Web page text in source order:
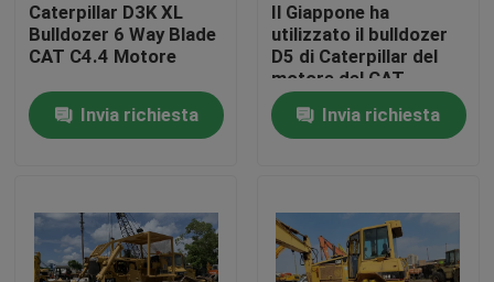
Casa
Circa noi
Caterpillar D3K XL
Bulldozer 6 Way Blade
CAT C4.4 Motore
Invia richiesta
Il Giappone ha
utilizzato il bulldozer
D5 di Caterpillar del
motore del CAT
3116T del CAT D5M
LGP del bulldozer
Invia richiesta